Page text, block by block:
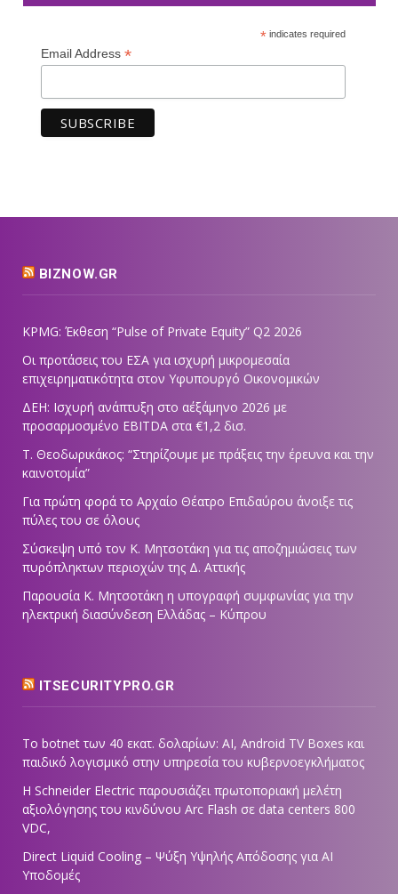
*indicates required
Email Address *
BIZNOW.GR
KPMG: Έκθεση “Pulse of Private Equity” Q2 2026
Οι προτάσεις του ΕΣΑ για ισχυρή μικρομεσαία
επιχειρηματικότητα στον Υφυπουργό Οικονομικών
ΔΕΗ: Ισχυρή ανάπτυξη στο α΄εξάμηνο 2026 με
προσαρμοσμένο EBITDA στα €1,2 δισ.
Τ. Θεοδωρικάκος: “Στηρίζουμε με πράξεις την έρευνα και την
καινοτομία”
Για πρώτη φορά το Αρχαίο Θέατρο Επιδαύρου άνοιξε τις
πύλες του σε όλους
Σύσκεψη υπό τον Κ. Μητσοτάκη για τις αποζημιώσεις των
πυρόπληκτων περιοχών της Δ. Αττικής
Παρουσία Κ. Μητσοτάκη η υπογραφή συμφωνίας για την
ηλεκτρική διασύνδεση Ελλάδας – Κύπρου
ITSECURITYPRO.GR
Το botnet των 40 εκατ. δολαρίων: AI, Android TV Boxes και
παιδικό λογισμικό στην υπηρεσία του κυβερνοεγκλήματος
Η Schneider Electric παρουσιάζει πρωτοποριακή μελέτη
αξιολόγησης του κινδύνου Arc Flash σε data centers 800
VDC,
Direct Liquid Cooling – Ψύξη Υψηλής Απόδοσης για AI
Υποδομές